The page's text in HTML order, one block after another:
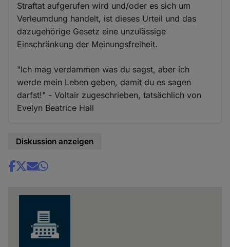
Straftat aufgerufen wird und/oder es sich um
Verleumdung handelt, ist dieses Urteil und das
dazugehörige Gesetz eine unzulässige
Einschränkung der Meinungsfreiheit.
"Ich mag verdammen was du sagst, aber ich
werde mein Leben geben, damit du es sagen
darfst!" - Voltair zugeschrieben, tatsächlich von
Evelyn Beatrice Hall
Diskussion anzeigen
Share